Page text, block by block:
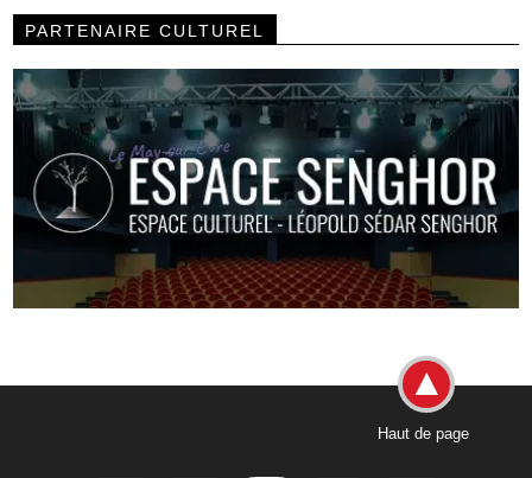
PARTENAIRE CULTUREL
Haut de page